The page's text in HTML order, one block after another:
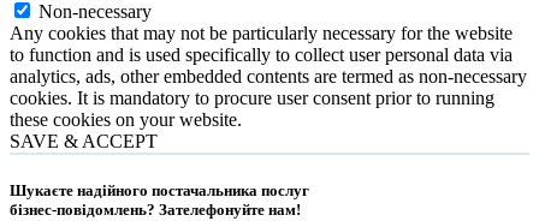
Non-necessary
Any cookies that may not be particularly necessary for the website
to function and is used specifically to collect user personal data via
analytics, ads, other embedded contents are termed as non-necessary
cookies. It is mandatory to procure user consent prior to running
these cookies on your website.
SAVE & ACCEPT
Шукаєте надійного постачальника послуг
бізнес-повідомлень? Зателефонуйте нам!